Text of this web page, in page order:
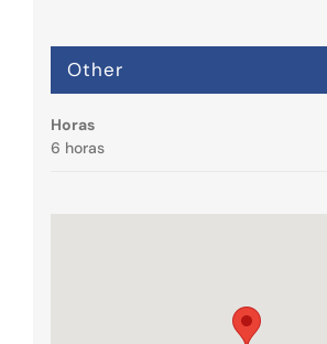
Other
Horas
6 horas